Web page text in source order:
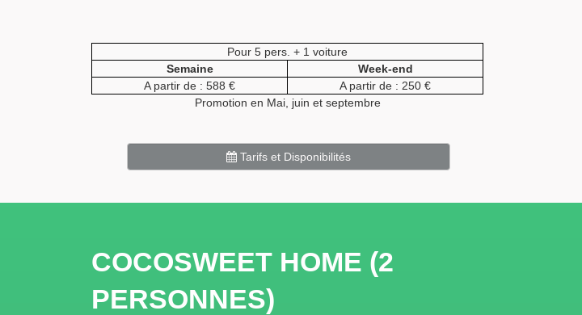
Pour 5 pers. + 1 voiture
Semaine
Week-end
A partir de : 588 €
A partir de : 250 €
Promotion en Mai, juin et septembre
Tarifs et Disponibilités
COCOSWEET HOME (2
PERSONNES)